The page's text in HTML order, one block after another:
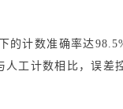
的计数准确率达
人工计数相比，误差